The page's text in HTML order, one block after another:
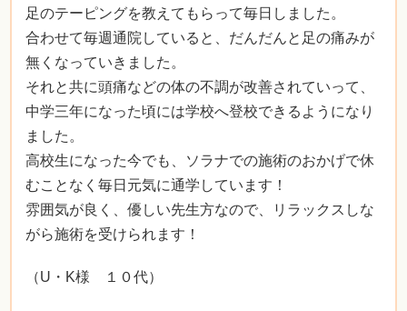
足のテーピングを教えてもらって毎日しました。
合わせて毎週通院していると、だんだんと足の痛みが
無くなっていきました。
それと共に頭痛などの体の不調が改善されていって、
中学三年になった頃には学校へ登校できるようになり
ました。
高校生になった今でも、ソラナでの施術のおかげで休
むことなく毎日元気に通学しています！
雰囲気が良く、優しい先生方なので、リラックスしな
がら施術を受けられます！
（U・K様 １０代）